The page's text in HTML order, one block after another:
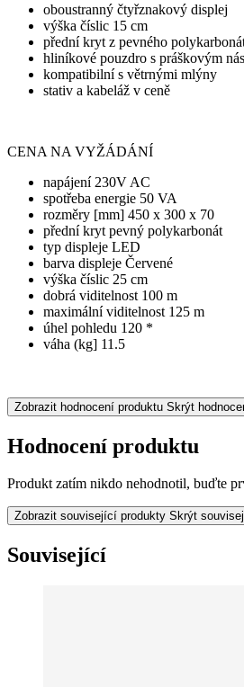
oboustranný čtyřznakový displej
výška číslic 15 cm
přední kryt z pevného
hliníkové pouzdro s práškovým
kompatibilní s větrnými mlýny
stativ a kabeláž v ceně
CENA NA VYŽÁDÁNÍ
napájení 230V AC
spotřeba energie 50 VA
rozměry [mm] 450 x 300 x 70
přední kryt pevný polykarbonát
typ displeje LED
barva displeje Červené
výška číslic 25 cm
dobrá viditelnost 100 m
maximální viditelnost 125 m
úhel pohledu 120 *
váha (kg] 11.5
Zobrazit hodnocení produktu Skrýt
Hodnocení produktu
Produkt zatím nikdo nehodnotil, buďte
Zobrazit související produkty Skrýt
Související